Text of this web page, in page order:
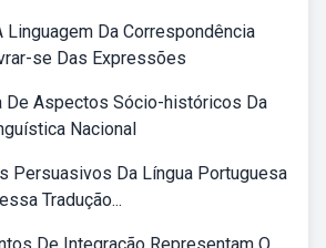
Linguagem Da Correspondência
se Das Expressões
De Aspectos Sócio-históricos Da
Nacional
Persuasivos Da Língua Portuguesa
Tradução...